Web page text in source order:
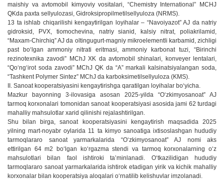
maishiy va avtomobil kimyoviy vositalari, “Chemistry International” MCHJ
QKda paxta sellyulozasi, Gidroksipropilmetilsellyuloza (NRMS).
13 ta ishlab chiqarilishi kengaytirilgan loyihalar – “Navoiyazot” AJ da natriy
gidroksid, PVX, tiomochevina, natriy sianid, kalsiy nitrat, poliakrilamid,
“Maxam-Chirchiq” AJ da oltingugurt-magniy mikroelementli karbamid, zichligi
past boʻlgan ammoniy nitrati eritmasi, ammoniy karbonat tuzi, “Birinchi
rezinotexnika zavodi” MChJ XK da avtomobil shinalari, konveyer lentalari,
“Qoʻngʻirot soda zavodi” MChJ QK da “A” markali kalsinatsiyalangan soda,
“Tashkent Polymer Sintez” MChJ da karboksimetilsellyuloza (KMS).
II. Sanoat kooperatsiyasini kengaytirishga qaratilgan loyihalar boʻyicha.
Mazkur bayonning 3-ilovasiga asosan 2025-yilda “Oʻzkimyosanoat” AJ
tarmoq korxonalari tomonidan sanoat kooperatsiyasi asosida jami 62 turdagi
mahalliy mahsulotlar xarid qilinishi rejalashtirilgan.
Shu bilan birga, sanoat kooperatsiyasini kengaytirish maqsadida 2025
yilning mart-noyabr oylarida 11 ta kimyo sanoatiga ixtisoslashgan hududiy
tarmoqlararo sanoat yarmarkalarida “Oʻzkimyosanoat” AJ nomi aks
ettirilgan 64 m2 boʻlgan koʻrgazma stendi va tarmoq korxonalarning oʻz
mahsulotlari bilan faol ishtiroki taʼminlanadi. Oʻtkazilidigan hududiy
tarmoqlararo sanoat yarmarkalarida ishtirok etadigan yirik va kichik mahalliy
korxonalar bilan kooperatsiya aloqalari oʻrnatilib kelishuvlar imzolanadi.